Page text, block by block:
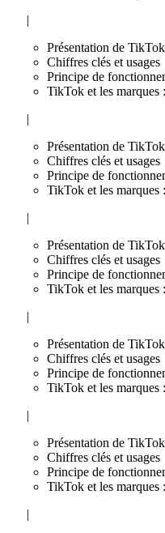
|
Présentation de TikTok
Chiffres clés et usages
Principe de
TikTok et les marques
|
Présentation de TikTok
Chiffres clés et usages
Principe de
TikTok et les marques
|
Présentation de TikTok
Chiffres clés et usages
Principe de
TikTok et les marques
|
Présentation de TikTok
Chiffres clés et usages
Principe de
TikTok et les marques
|
Présentation de TikTok
Chiffres clés et usages
Principe de
TikTok et les marques
|